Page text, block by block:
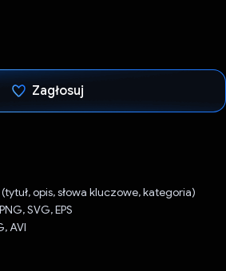
Zagłosuj
opis, słowa kluczowe, kategoria)
SVG, EPS
AVI